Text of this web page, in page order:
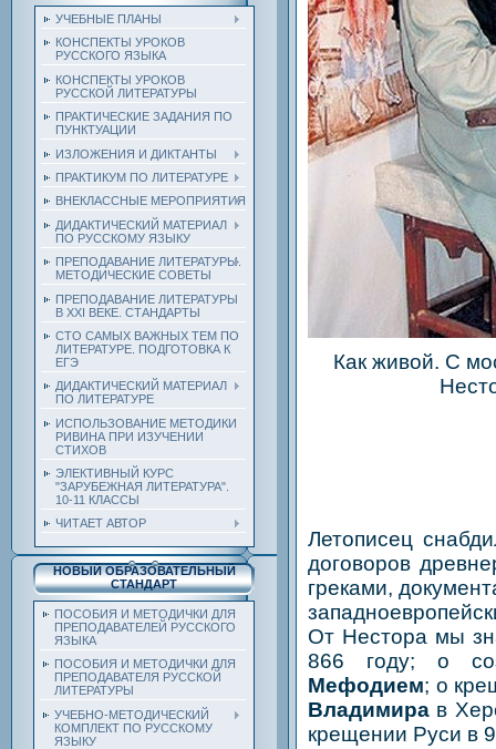
УЧЕБНЫЕ ПЛАНЫ
КОНСПЕКТЫ УРОКОВ
РУССКОГО ЯЗЫКА
КОНСПЕКТЫ УРОКОВ
РУССКОЙ ЛИТЕРАТУРЫ
ПРАКТИЧЕСКИЕ ЗАДАНИЯ ПО
ПУНКТУАЦИИ
ИЗЛОЖЕНИЯ И ДИКТАНТЫ
ПРАКТИКУМ ПО ЛИТЕРАТУРЕ
ВНЕКЛАССНЫЕ МЕРОПРИЯТИЯ
ДИДАКТИЧЕСКИЙ МАТЕРИАЛ
ПО РУССКОМУ ЯЗЫКУ
ПРЕПОДАВАНИЕ ЛИТЕРАТУРЫ.
МЕТОДИЧЕСКИЕ СОВЕТЫ
ПРЕПОДАВАНИЕ ЛИТЕРАТУРЫ
В XXI ВЕКЕ. СТАНДАРТЫ
СТО САМЫХ ВАЖНЫХ ТЕМ ПО
ЛИТЕРАТУРЕ. ПОДГОТОВКА К
ЕГЭ
ДИДАКТИЧЕСКИЙ МАТЕРИАЛ
ПО ЛИТЕРАТУРЕ
ИСПОЛЬЗОВАНИЕ МЕТОДИКИ
РИВИНА ПРИ ИЗУЧЕНИИ
СТИХОВ
ЭЛЕКТИВНЫЙ КУРС
"ЗАРУБЕЖНАЯ ЛИТЕРАТУРА".
10-11 КЛАССЫ
ЧИТАЕТ АВТОР
НОВЫЙ ОБРАЗОВАТЕЛЬНЫЙ
СТАНДАРТ
ПОСОБИЯ И МЕТОДИЧКИ ДЛЯ
ПРЕПОДАВАТЕЛЕЙ РУССКОГО
ЯЗЫКА
ПОСОБИЯ И МЕТОДИЧКИ ДЛЯ
ПРЕПОДАВАТЕЛЯ РУССКОЙ
ЛИТЕРАТУРЫ
УЧЕБНО-МЕТОДИЧЕСКИЙ
КОМПЛЕКТ ПО РУССКОМУ
ЯЗЫКУ
Как живой. С
Летописец
договоров
греками,
От Нестора мы
866 году; о
Мефодием; о
Владимира в
крещении Руси в